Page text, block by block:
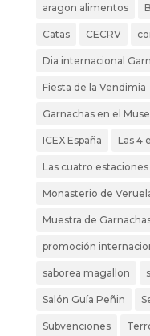
aragon alimentos
Catas CECRV
Dia internacional
Fiesta de la Vendimia
Garnachas en el
ICEX España Las 4
Las cuatro
Monasterio de
Muestra de
promoción
saborea magallon
Salón Guía Peñin
Subvenciones